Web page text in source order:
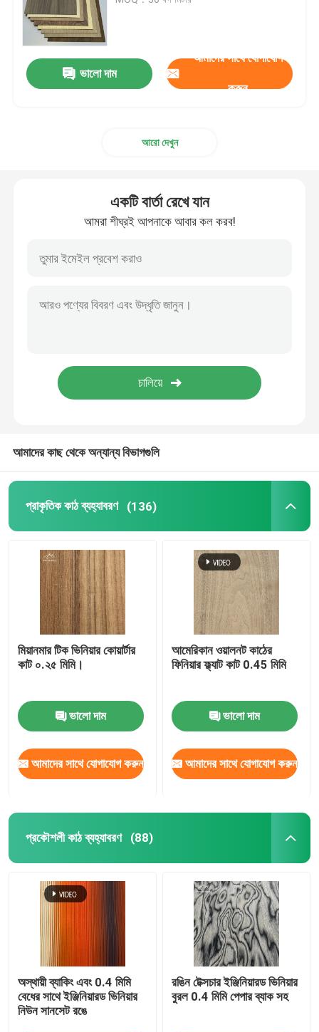
প্রাকৃতিক কাঠ ব্যহ্যাবরণ
প্রকৌশলী কাঠ ব্যহ্যাবরণ
হার্ডউড ব্যহ্যাবরণ পাতলা পাতলা কাঠ
MDF কাঠ বোর্ড
রাবার কাঠ আঙুল জয়েন্ট বোর্ড
OSB ওরিয়েন্টেড স্ট্র্যান্ড বোর্ড
ভালো দাম
আমাদের সাথে যোগাযোগ
করুন
আরো দেখুন
একটি বার্তা রেখে যান
আমরা শীঘ্রই আপনাকে আবার কল করব!
আমাদের কাছ থেকে অন্যান্য বিভাগগুলি
প্রাকৃতিক কাঠ ব্যহ্যাবরণ (136)
মিয়ানমার টিক ভিনিয়ার কোয়ার্টার
কাট ০.২৫ মিমি।
ভালো দাম
আমাদের সাথে যোগাযোগ করুন
আমেরিকান ওয়ালনট কাঠের
ফিনিয়ার ফ্ল্যাট কাট 0.45 মিমি
ভালো দাম
আমাদের সাথে যোগাযোগ করুন
প্রকৌশলী কাঠ ব্যহ্যাবরণ (88)
অস্থায়ী ব্যাকিং এবং 0.4 মিমি
বেধের সাথে ইঞ্জিনিয়ারড ভিনিয়ার
নিউন সানসেট রঙে
রঙিন টেক্সচার ইঞ্জিনিয়ারড ভিনিয়ার
বুরল 0.4 মিমি পেপার ব্যাক সহ